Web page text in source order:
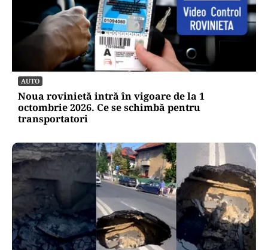
AUTO
Noua rovinietă intră în vigoare de la 1
octombrie 2026. Ce se schimbă pentru
transportatori